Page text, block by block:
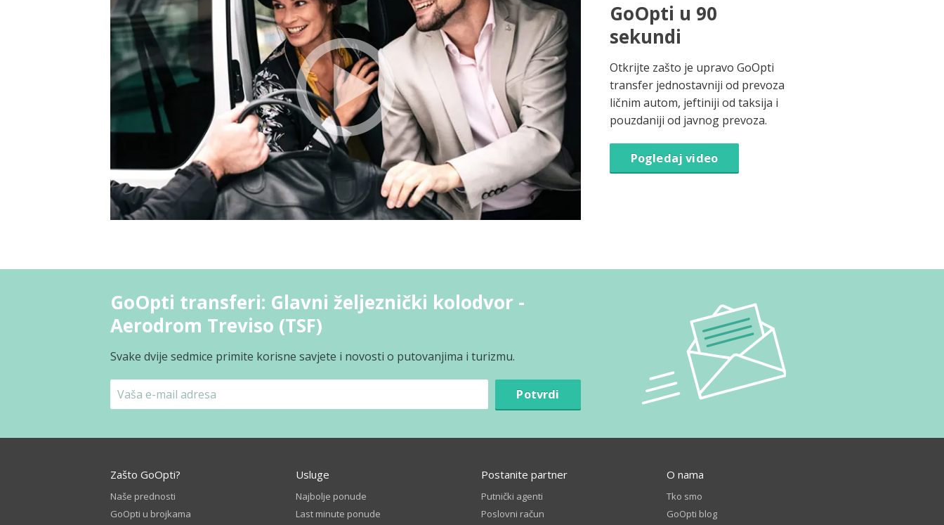
GoOpti u 90
sekundi
Otkrijte zašto je upravo GoOpti
transfer jednostavniji od prevoza
ličnim autom, jeftiniji od taksija i
pouzdaniji od javnog prevoza.
Pogledaj video
GoOpti transferi: Glavni željeznički kolodvor -
Aerodrom Treviso (TSF)
Svake dvije sedmice primite korisne savjete i novosti o putovanjima i turizmu.
Potvrdi
Zašto GoOpti?
Naše prednosti
GoOpti u brojkama
Usluge
Najbolje ponude
Last minute ponude
Postanite partner
Putnički agenti
Poslovni račun
O nama
Tko smo
GoOpti blog